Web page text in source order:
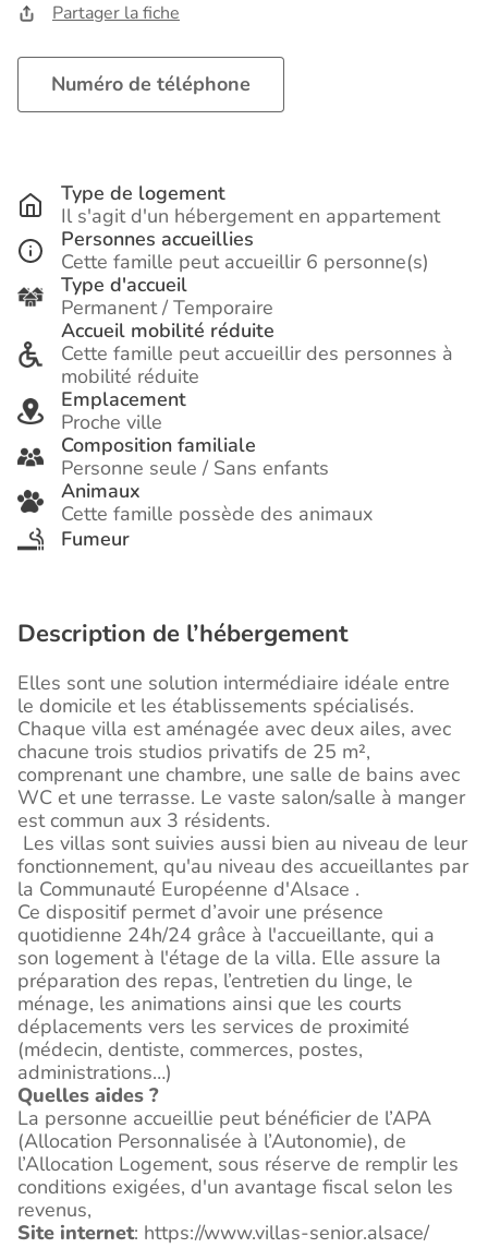
Partager la fiche
Numéro de téléphone
Type de logement
Il s'agit d'un hébergement en appartement
Personnes accueillies
Cette famille peut accueillir 6 personne(s)
Type d'accueil
Permanent / Temporaire
Accueil mobilité réduite
Cette famille peut accueillir des personnes à
mobilité réduite
Emplacement
Proche ville
Composition familiale
Personne seule / Sans enfants
Animaux
Cette famille possède des animaux
Fumeur
Description de l’hébergement
Elles sont une solution intermédiaire idéale entre
le domicile et les établissements spécialisés.
Chaque villa est aménagée avec deux ailes, avec
chacune trois studios privatifs de 25 m²,
comprenant une chambre, une salle de bains avec
WC et une terrasse. Le vaste salon/salle à manger
est commun aux 3 résidents.
Les villas sont suivies aussi bien au niveau de leur
fonctionnement, qu'au niveau des accueillantes par
la Communauté Européenne d'Alsace .
Ce dispositif permet d’avoir une présence
quotidienne 24h/24 grâce à l'accueillante, qui a
son logement à l'étage de la villa. Elle assure la
préparation des repas, l’entretien du linge, le
ménage, les animations ainsi que les courts
déplacements vers les services de proximité
(médecin, dentiste, commerces, postes,
administrations…)
Quelles aides ?
La personne accueillie peut bénéficier de l’APA
(Allocation Personnalisée à l’Autonomie), de
l’Allocation Logement, sous réserve de remplir les
conditions exigées, d'un avantage fiscal selon les
revenus,
Site internet: https://www.villas-senior.alsace/